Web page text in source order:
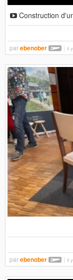
Construction
parebenober il
parebenober il